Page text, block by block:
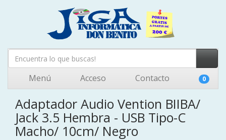
Menú Acceso Contacto 0
Adaptador Audio Vention BIIBA/
Jack 3.5 Hembra - USB Tipo-C
Macho/ 10cm/ Negro